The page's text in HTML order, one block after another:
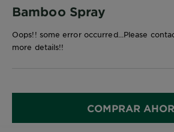
Bamboo Spray
Oops!! some error occurred...Please
more details!!
COMPRAR